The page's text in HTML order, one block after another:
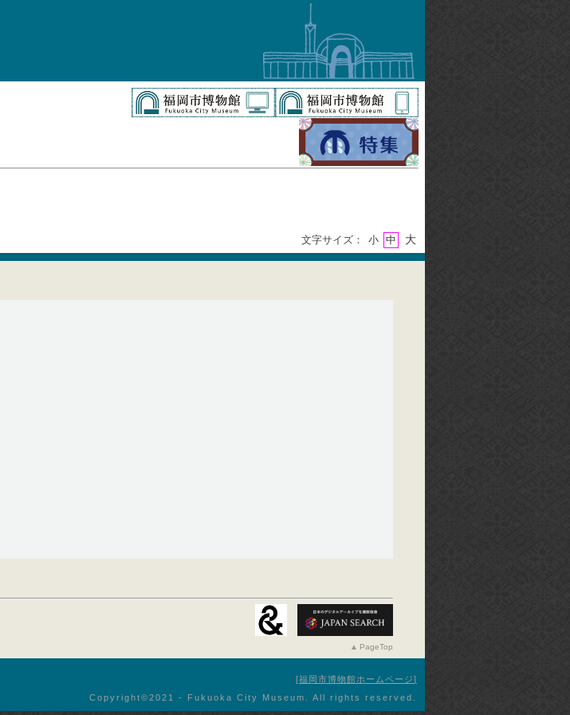
文字サイズ： 小 中 大
PageTop
福岡市博物館ホームページ
Copyright©︎2021 - Fukuoka City Museum. All rights reserved.